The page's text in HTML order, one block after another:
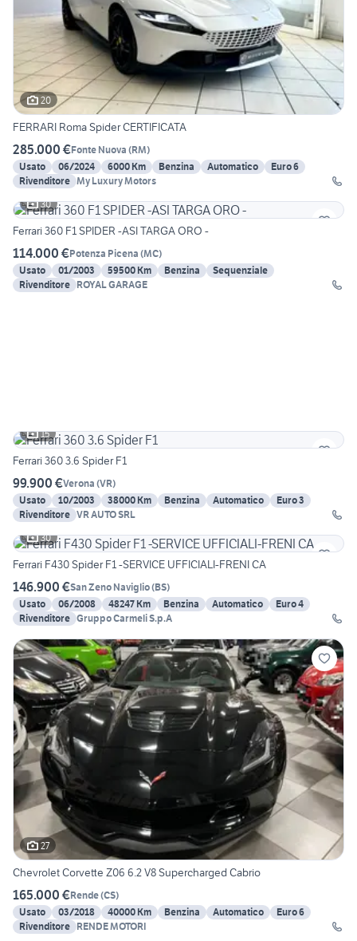
20
FERRARI Roma Spider CERTIFICATA
285.000 €Fonte Nuova (RM)
Usato
06/2024 6000 Km Benzina Automatico
Euro 6
Rivenditore My Luxury Motors
30
Ferrari 360 F1 SPIDER -ASI TARGA ORO -
114.000 €Potenza Picena (MC)
Usato
01/2003 59500 Km Benzina
Sequenziale
Rivenditore ROYAL GARAGE
15
Ferrari 360 3.6 Spider F1
99.900 €Verona (VR)
Usato
10/2003 38000 Km Benzina Automatico
Euro 3
Rivenditore VR AUTO SRL
30
Ferrari F430 Spider F1 -SERVICE UFFICIALI-FRENI CA
146.900 €San Zeno Naviglio(BS)
Usato
06/2008 48247 Km Benzina Automatico
Euro 4
Rivenditore Gruppo Carmeli S.p.A
27
Chevrolet Corvette Z06 6.2 V8 Supercharged Cabrio
165.000 €Rende(CS)
Usato
03/2018 40000 Km Benzina Automatico
Euro 6
Rivenditore RENDE MOTORI